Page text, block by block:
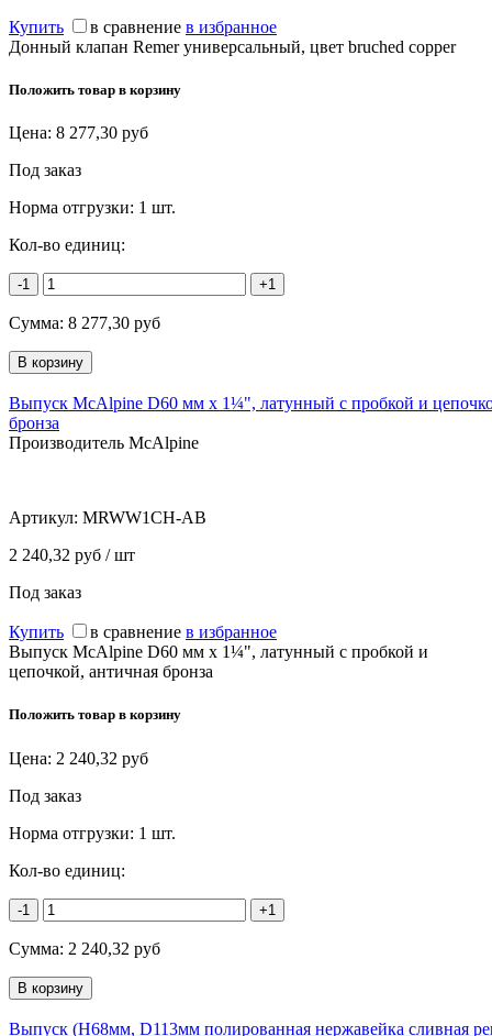
Купить в сравнение в избранное
Донный клапан Remer универсальный, цвет bruched copper
Положить товар в корзину
Цена: 8 277,30 руб
Под заказ
Норма отгрузки: 1 шт.
Кол-во единиц:
-1 +1
Сумма: 8 277,30 руб
Выпуск McAlpine D60 мм х 1¼", латунный с пробкой и
бронза
Производитель McAlpine
Артикул: MRWW1CH-AB
2 240,32 руб / шт
Под заказ
Купить в сравнение в избранное
Выпуск McAlpine D60 мм х 1¼", латунный с пробкой и
цепочкой, античная бронза
Положить товар в корзину
Цена: 2 240,32 руб
Под заказ
Норма отгрузки: 1 шт.
Кол-во единиц:
-1 +1
Сумма: 2 240,32 руб
Выпуск (H68мм, D113мм полированная нержавейка сливная